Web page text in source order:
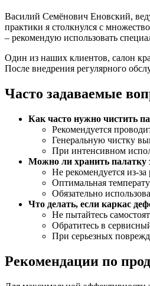
Василий Семёнович Еновский,
практики я столкнулся с
– рекомендую использовать
Один из наших клиентов, салон
После внедрения регулярного
Часто задаваемые
Как часто нужно чистить
Рекомендуется
Генеральную чистку
При интенсивном
Можно ли хранить палатку
Не рекомендуется из-
Оптимальная
Обязательно
Что делать, если каркас
Не пытайтесь
Обратитесь в
При серьезных
Рекомендации по